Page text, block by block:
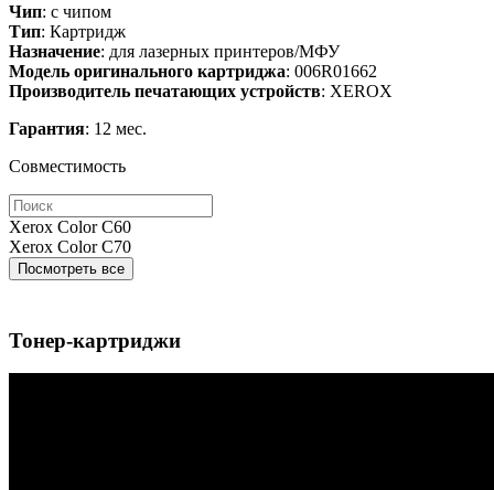
Чип: с чипом
Тип: Картридж
Назначение: для лазерных принтеров/МФУ
Модель оригинального картриджа: 006R01662
Производитель печатающих устройств: XEROX
Гарантия: 12 мес.
Совместимость
Xerox Color C60
Xerox Color C70
Посмотреть все
Тонер-картриджи